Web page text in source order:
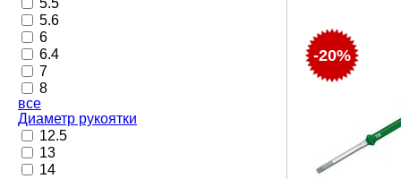
5.5
5.6
6
6.4
7
8
все
Диаметр рукоятки
12.5
13
14
-20%